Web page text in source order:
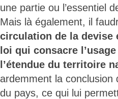
une partie ou l’essentiel
Mais là également, il
circulation de la devise
loi qui consacre
l’étendue du territoire
ardemment la conclusion
du pays, ce qui lui